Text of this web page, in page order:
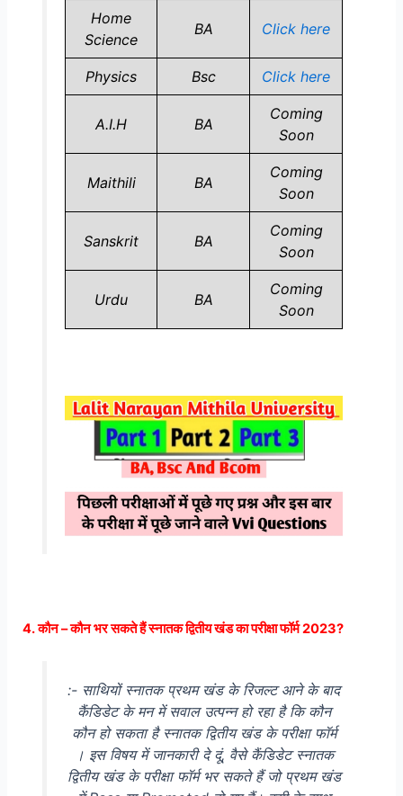
Home
Science
BA Click here
Physics Bsc Click here
A.I.H BA
Coming
Soon
Maithili BA
Coming
Soon
Sanskrit BA
Coming
Soon
Urdu BA
Coming
Soon
4. कौन – कौन भर सकते हैं स्नातक द्वितीय खंड का परीक्षा फॉर्म 2023?
:- साथियों स्नातक प्रथम खंड के रिजल्ट आने के बाद
कैंडिडेट के मन में सवाल उत्पन्न हो रहा है कि कौन
कौन हो सकता है स्नातक द्वितीय खंड के परीक्षा फॉर्म
। इस विषय में जानकारी दे दूं, वैसे कैंडिडेट स्नातक
द्वितीय खंड के परीक्षा फॉर्म भर सकते हैं जो प्रथम खंड